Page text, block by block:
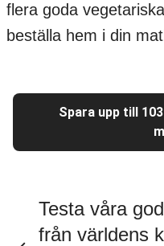
flera goda
beställa hem i din
Spara upp till
Testa våra
från världens